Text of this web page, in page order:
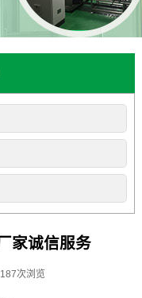
家诚信服务
187次浏览